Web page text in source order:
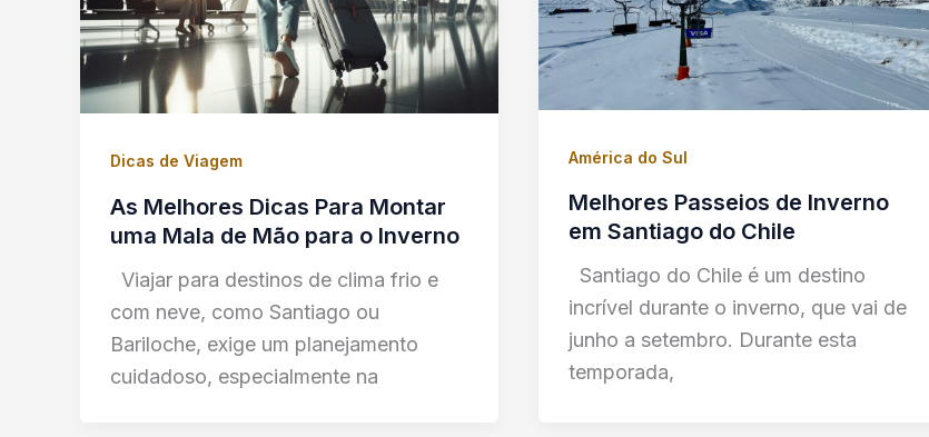
Dicas de Viagem
As Melhores Dicas Para Montar
uma Mala de Mão para o Inverno
Viajar para destinos de clima frio e
com neve, como Santiago ou
Bariloche, exige um planejamento
cuidadoso, especialmente na
América do Sul
Melhores Passeios de Inverno
em Santiago do Chile
Santiago do Chile é um destino
incrível durante o inverno, que vai de
junho a setembro. Durante esta
temporada,